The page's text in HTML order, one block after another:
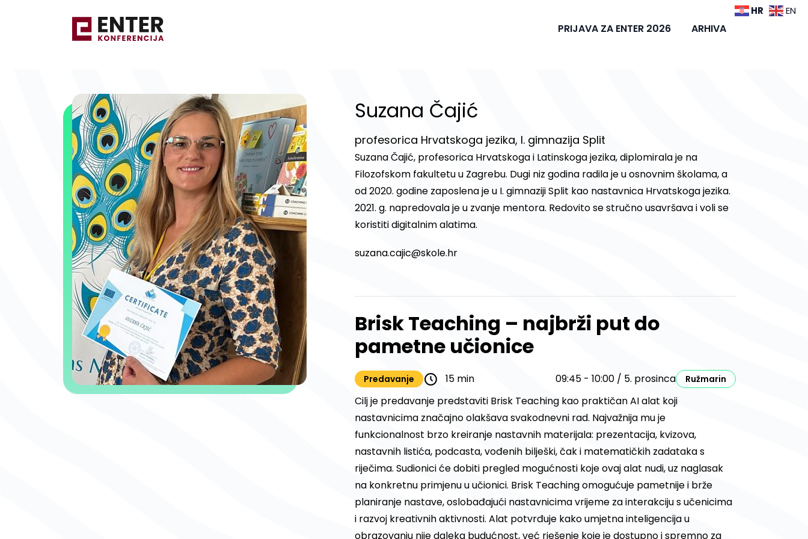
PRIJAVA ZA ENTER 2026 ARHIVA
Suzana Čajić
profesorica Hrvatskoga jezika, I. gimnazija Split
Suzana Čajić, profesorica Hrvatskoga i Latinskoga jezika, diplomirala je na
Filozofskom fakultetu u Zagrebu. Dugi niz godina radila je u osnovnim školama, a
od 2020. godine zaposlena je u I. gimnaziji Split kao nastavnica Hrvatskoga jezika.
2021. g. napredovala je u zvanje mentora. Redovito se stručno usavršava i voli se
koristiti digitalnim alatima.
suzana.cajic@skole.hr
Brisk Teaching – najbrži put do
pametne učionice
Predavanje 15 min 09:45 - 10:00 / 5. prosinca Ružmarin
Cilj je predavanje predstaviti Brisk Teaching kao praktičan AI alat koji
nastavnicima značajno olakšava svakodnevni rad. Najvažnija mu je
funkcionalnost brzo kreiranje nastavnih materijala: prezentacija, kvizova,
nastavnih listića, podcasta, vođenih bilješki, čak i matematičkih zadataka s
riječima. Sudionici će dobiti pregled mogućnosti koje ovaj alat nudi, uz naglasak
na konkretnu primjenu u učionici. Brisk Teaching omogućuje pametnije i brže
planiranje nastave, oslobađajući nastavnicima vrijeme za interakciju s učenicima
i razvoj kreativnih aktivnosti. Alat potvrđuje kako umjetna inteligencija u
obrazovanju nije daleka budućnost, već rješenje koje je dostupno i spremno za
HR EN